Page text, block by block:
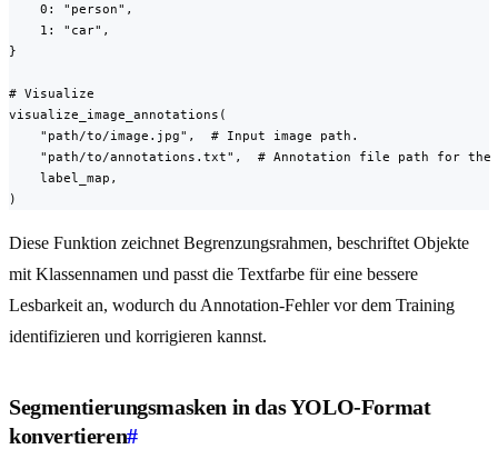
    0: "person",
    1: "car",
}
# Visualize
visualize_image_annotations(
    "path/to/image.jpg",  # Input image path.
"path/to/annotations.txt",  # Annotation file path for the
    label_map,
)
Diese Funktion zeichnet Begrenzungsrahmen, beschriftet Objekte
mit Klassennamen und passt die Textfarbe für eine bessere
Lesbarkeit an, wodurch du Annotation-Fehler vor dem Training
identifizieren und korrigieren kannst.
Segmentierungsmasken in das YOLO-Format
konvertieren#